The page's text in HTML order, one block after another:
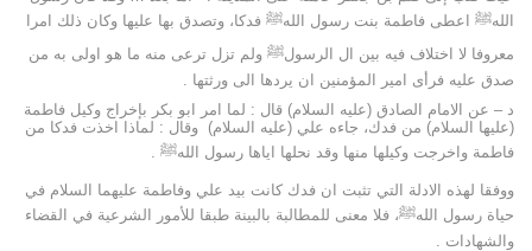
اللهﷺ اعطى فاطمة بنت رسول اللهﷺ فدكا، وتصدق بها عليها وكان ذلك امرا
معروفا لا اختلاف فيه بين ال الرسولﷺ ولم تزل ترعى منه ما هو اولى به من
صدق عليه فرأى امير المؤمنين ان يردها الى ورثتها .
د – عن الامام الصادق (عليه السلام) قال : لما امر ابو بكر بإخراج وكيل فاطمة
(عليها السلام) من فدك، جاءه علي (عليه السلام) وقال : لماذا اخذت فدكا من
فاطمة واخرجت وكيلها منها وقد نحلها اياها رسول اللهﷺ .
ووفقا لهذه الادلة التي تثبت ان فدك كانت بيد علي وفاطمة عليهما السلام في
حياة رسول اللهﷺ، فلا معنى للمطالبة بالبينة طبقا للأمور الشرعية في القضاء
والشهادات .